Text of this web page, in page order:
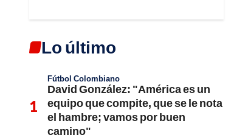
Lo último
Fútbol Colombiano
David González: "América es un
equipo que compite, que se le nota
el hambre; vamos por buen
camino"